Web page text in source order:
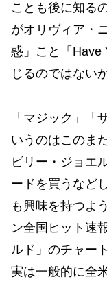
ことも後に知る
がオリヴィア・
惑」こと「Have
じるのではない
「マジック」「
いうのはこのま
ビリー・ジョエ
ードを買うなど
も興味を持つよ
ン全国ヒット速
ルド」のチャー
実は一般的に全